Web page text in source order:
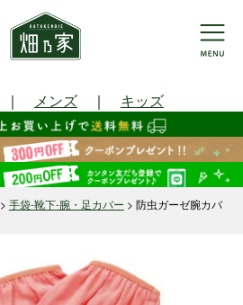
｜ メンズ ｜ キッズ
手袋-靴下-腕・足カバー
防虫ガーゼ腕カバ